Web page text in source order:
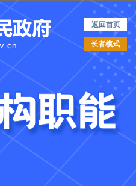
返回首页
长者模式